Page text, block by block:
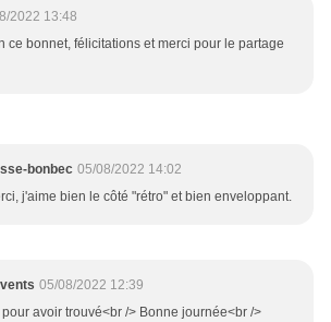
2022 13:48
ce bonnet, félicitations et merci pour le partage
bonbec 05/08/2022 14:02
j'aime bien le côté "rétro" et bien enveloppant.
05/08/2022 12:39
avoir trouvé<br /> Bonne journée<br />